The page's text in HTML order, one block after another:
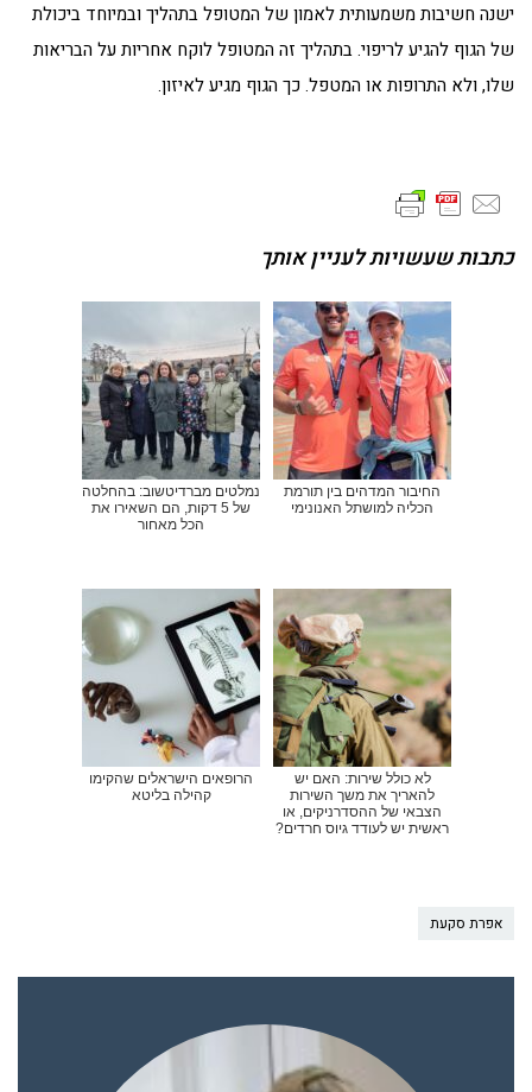
ישנה חשיבות משמעותית לאמון של המטופל בתהליך ובמיוחד ביכולת
של הגוף להגיע לריפוי. בתהליך זה המטופל לוקח אחריות על הבריאות
שלו, ולא התרופות או המטפל. כך הגוף מגיע לאיזון.
כתבות שעשויות לעניין אותך
החיבור המדהים בין תורמת
הכליה למושתל האנונימי
נמלטים מברדיטשוב: בהחלטה
של 5 דקות, הם השאירו את
הכל מאחור
לא כולל שירות: האם יש
להאריך את משך השירות
הצבאי של ההסדרניקים, או
ראשית יש לעודד גיוס חרדים?
הרופאים הישראלים שהקימו
קהילה בליטא
אפרת סקעת